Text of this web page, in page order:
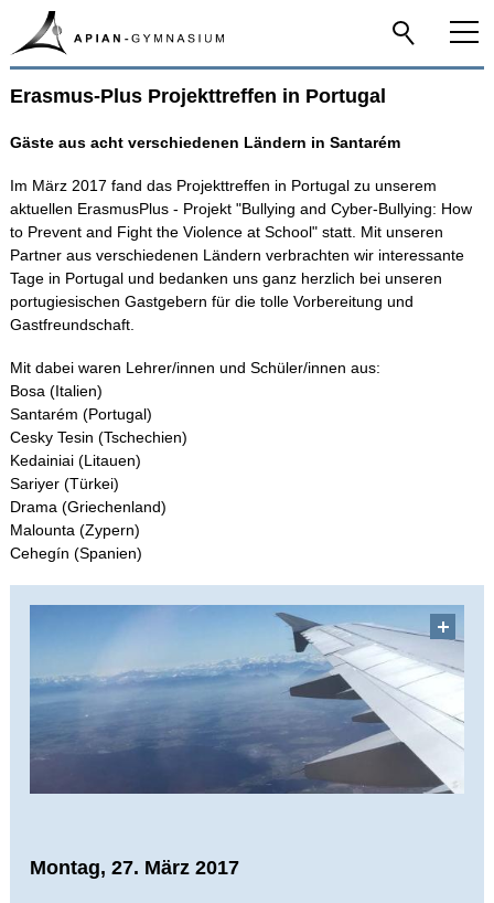
Home
Schulfamilie
Infos-Service
Apian digital
Fächer
Schulleben
Schulfahrten
WebUntis
Kontakt
Datenschutzerklärung
Erasmus-Plus Projekttreffen in Portugal
Gäste aus acht verschiedenen Ländern in Santarém
Im März 2017 fand das Projekttreffen in Portugal zu unserem
aktuellen ErasmusPlus - Projekt "Bullying and Cyber-Bullying: How
to Prevent and Fight the Violence at School" statt. Mit unseren
Partner aus verschiedenen Ländern verbrachten wir interessante
Tage in Portugal und bedanken uns ganz herzlich bei unseren
portugiesischen Gastgebern für die tolle Vorbereitung und
Gastfreundschaft.
Mit dabei waren Lehrer/innen und Schüler/innen aus:
Bosa (Italien)
Santarém (Portugal)
Cesky Tesin (Tschechien)
Kedainiai (Litauen)
Sariyer (Türkei)
Drama (Griechenland)
Malounta (Zypern)
Cehegín (Spanien)
Montag, 27. März 2017